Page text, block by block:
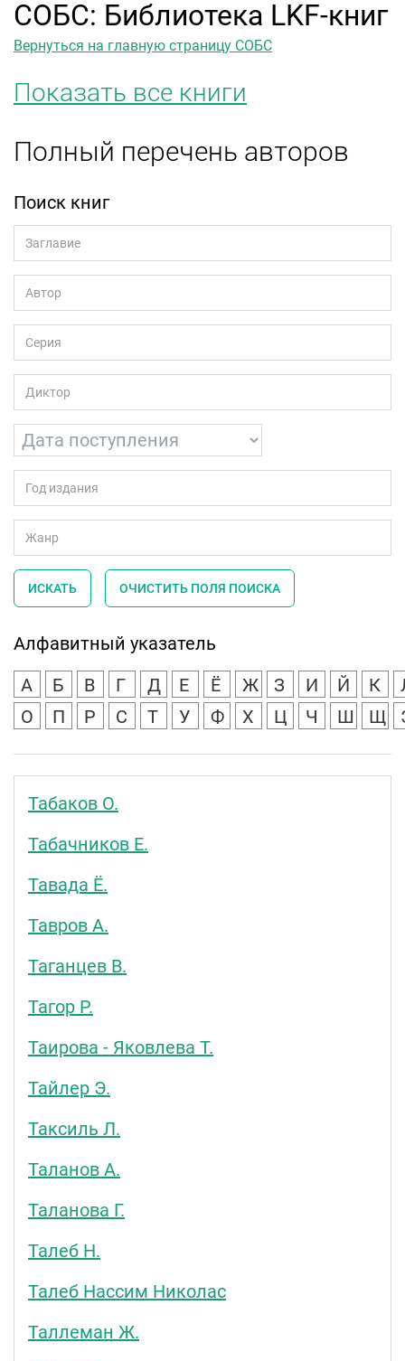
СОБС: Библиотека LKF-книг
Вернуться на главную страницу СОБС
Показать все книги
Полный перечень авторов
Поиск книг
ИСКАТЬ ОЧИСТИТЬ ПОЛЯ ПОИСКА
Алфавитный указатель
А
Б В Г Д Е Ё Ж З И Й К
О
П Р С Т У Ф Х Ц Ч Ш Щ
Табаков О.
Табачников Е.
Тавада Ё.
Тавров А.
Таганцев В.
Тагор Р.
Таирова - Яковлева Т.
Тайлер Э.
Таксиль Л.
Таланов А.
Таланова Г.
Талеб Н.
Талеб Нассим Николас
Таллеман Ж.